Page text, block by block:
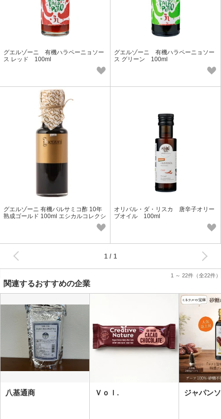
グエルゾーニ 有機ハラペーニョソー
ス レッド 100ml
グエルゾーニ 有機ハラペーニョソー
ス グリーン 100ml
グエルゾーニ 有機バルサミコ酢 10年
熟成ゴールド 100ml エシカルコレクシ
オリバル・ダ・リスカ 唐辛子オリー
ブオイル 100ml
1 ～ 22件 （全22件）
1
関連するおすすめの企業
八基通商 Ｖｏｌ. ジャパン